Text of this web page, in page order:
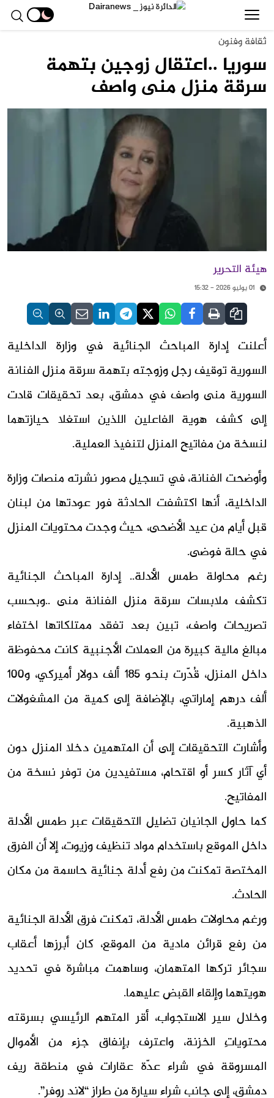
ثقافة وفنون
سوريا ..اعتقال زوجين بتهمة
سرقة منزل منى واصف
هيئة التحرير
01 يوليو 2026 - 15:32
أعلنت إدارة المباحث الجنائية في وزارة الداخلية
السورية توقيف رجل وزوجته بتهمة سرقة منزل الفنانة
السورية منى واصف في دمشق، بعد تحقيقات قادت
إلى كشف هوية الفاعلين اللذين استغلا حيازتهما
لنسخة من مفاتيح المنزل لتنفيذ العملية.
وأوضحت الفنانة، في تسجيل مصور نشرته منصات وزارة
الداخلية، أنها اكتشفت الحادثة فور عودتها من لبنان
قبل أيام من عيد الأضحى، حيث وجدت محتويات المنزل
في حالة فوضى.
رغم محاولة طمس الأدلة.. إدارة المباحث الجنائية
تكشف ملابسات سرقة منزل الفنانة منى ..وبحسب
تصريحات واصف، تبين بعد تفقد ممتلكاتها اختفاء
مبالغ مالية كبيرة من العملات الأجنبية كانت محفوظة
داخل المنزل، قُدّرت بنحو 185 ألف دولار أميركي، و100
ألف درهم إماراتي، بالإضافة إلى كمية من المشغولات
الذهبية.
وأشارت التحقيقات إلى أن المتهمين دخلا المنزل دون
أي آثار كسر أو اقتحام، مستفيدين من توفر نسخة من
المفاتيح.
كما حاول الجانيان تضليل التحقيقات عبر طمس الأدلة
داخل الموقع باستخدام مواد تنظيف وزيوت، إلا أن الفرق
المختصة تمكنت من رفع أدلة جنائية حاسمة من مكان
الحادث.
ورغم محاولات طمس الأدلة، تمكنت فرق الأدلة الجنائية
من رفع قرائن مادية من الموقع، كان أبرزها أعقاب
سجائر تركها المتهمان، وساهمت مباشرة في تحديد
هويتهما وإلقاء القبض عليهما.
وخلال سير الاستجواب، أقر المتهم الرئيسي بسرقته
محتوياتِ الخزنة، واعترف بإنفاق جزء من الأموال
المسروقة في شراء عدّة عقارات في منطقة ريف
دمشق، إلى جانب شراء سيارة من طراز “لاند روفر”.